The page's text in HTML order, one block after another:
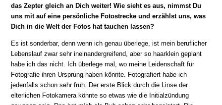
das Zepter gleich an Dich weiter! Wie sieht es aus, nimmst Du
uns mit auf eine persönliche Fotostrecke und erzählst uns, was
Dich in die Welt der Fotos hat tauchen lassen?
Es ist sonderbar, denn wenn ich genau überlege, ist mein beruflicher
Lebenslauf zwar sehr ineinandergreifend, aber so haarklein geplant
habe ich das nicht. Ich überlege mal, wo meine Leidenschaft für
Fotografie ihren Ursprung haben könnte. Fotografiert habe ich
jedenfalls schon sehr früh. Der erste Blick durch die Linse der
elterlichen Fotokamera könnte so etwas wie die Initialzündung